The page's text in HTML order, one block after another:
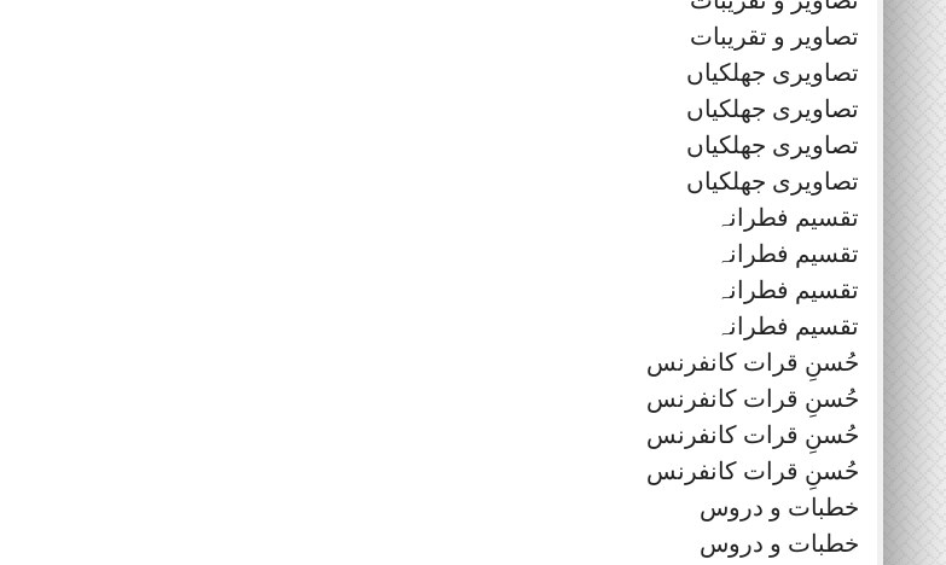
تصاویر و تقریبات
تصاویری جھلکیاں
تصاویری جھلکیاں
تصاویری جھلکیاں
تصاویری جھلکیاں
تقسیم فطرانہ
تقسیم فطرانہ
تقسیم فطرانہ
تقسیم فطرانہ
حُسنِ قرات کانفرنس
حُسنِ قرات کانفرنس
حُسنِ قرات کانفرنس
حُسنِ قرات کانفرنس
خطبات و دروس
خطبات و دروس